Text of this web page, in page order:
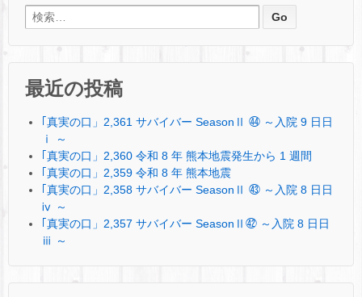
検索:
最近の投稿
｢真実の口」2,361 サバイバー SeasonⅡ ㊹ ～入院 9 日日
ⅰ ～
｢真実の口」2,360 令和 8 年 熊本地震発生から 1 週間
｢真実の口」2,359 令和 8 年 熊本地震
｢真実の口」2,358 サバイバー SeasonⅡ ㊸ ～入院 8 日日
ⅳ ～
｢真実の口」2,357 サバイバー SeasonⅡ㊷ ～入院 8 日日
ⅲ ～